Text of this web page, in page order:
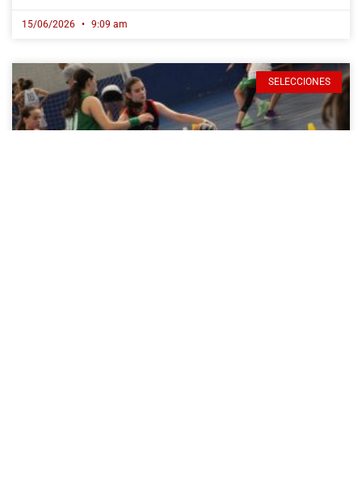
15/06/2026 9:09 am
SELECCIONES